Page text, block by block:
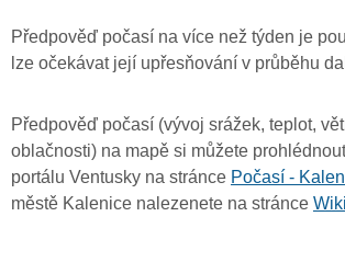
Předpověď počasí na více než týden je
lze očekávat její upřesňování v průběhu
Předpověď počasí (vývoj srážek, teplot,
oblačnosti) na mapě si můžete
portálu Ventusky na stránce Počasí -
městě Kalenice nalezenete na stránce